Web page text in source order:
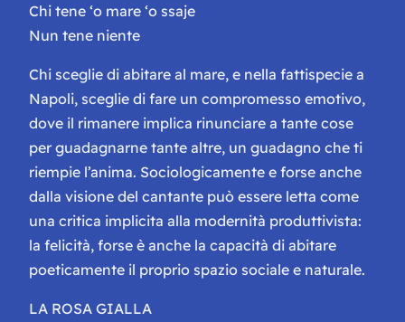
Chi tene ‘o mare ‘o ssaje
Nun tene niente
Chi sceglie di abitare al mare, e nella fattispecie a
Napoli, sceglie di fare un compromesso emotivo,
dove il rimanere implica rinunciare a tante cose
per guadagnarne tante altre, un guadagno che ti
riempie l’anima. Sociologicamente e forse anche
dalla visione del cantante può essere letta come
una critica implicita alla modernità produttivista:
la felicità, forse è anche la capacità di abitare
poeticamente il proprio spazio sociale e naturale.
LA ROSA GIALLA